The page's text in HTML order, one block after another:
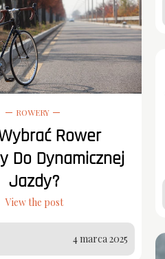
ROWERY
Rower
Do Dynamicznej
Jazdy?
View the post
4 marca 2025